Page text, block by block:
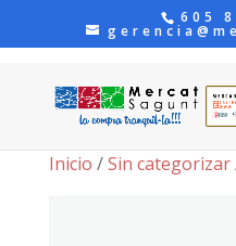
605
Inicio /Sin categorizar